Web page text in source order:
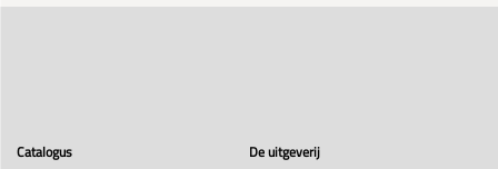
Catalogus
De uitgeverij